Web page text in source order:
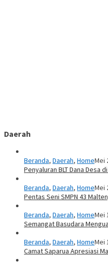
Daerah
Beranda, Daerah, HomeMei
Penyaluran BLT Dana Desa
Beranda, Daerah, HomeMei
Pentas Seni SMPN 43
Beranda, Daerah, HomeMei
Semangat Basudara
Beranda, Daerah, HomeMei
Camat Saparua Apresiasi